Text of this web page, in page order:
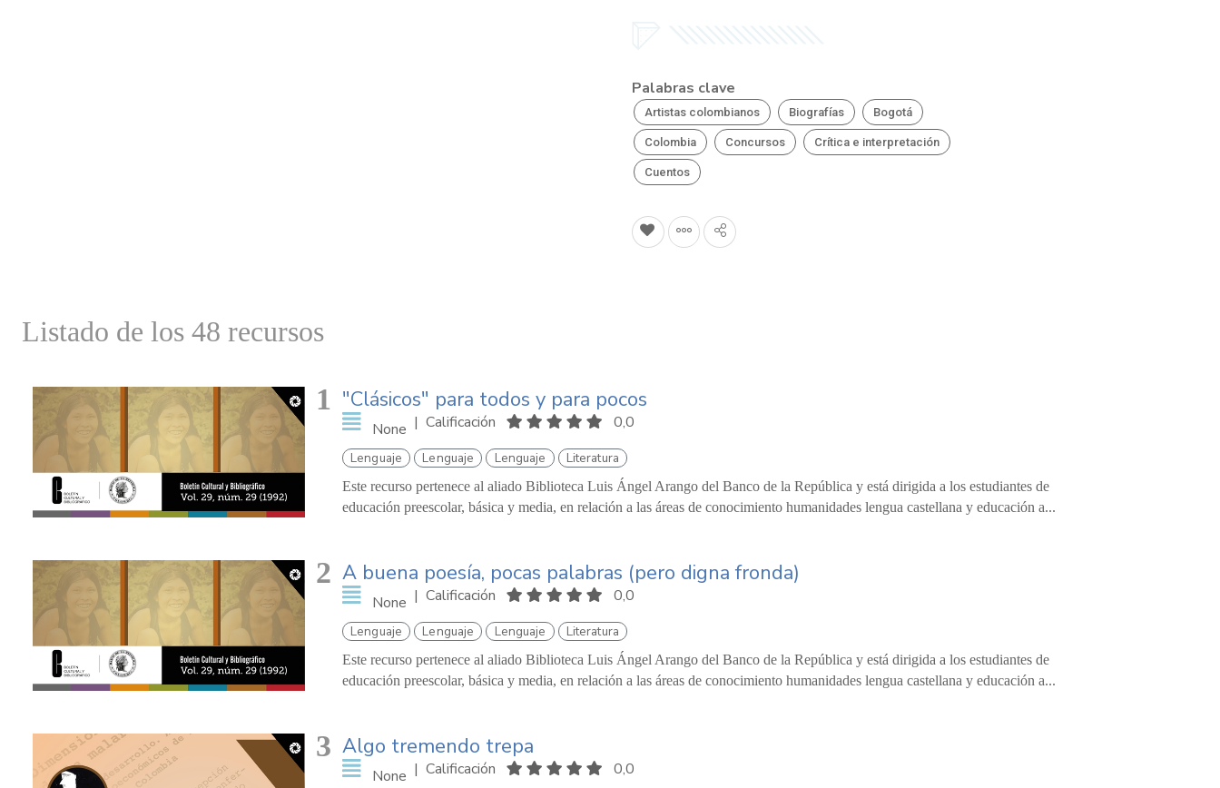
Palabras clave
Artistas colombianos Biografías Bogotá
Colombia Concursos Crítica e interpretación
Cuentos
Listado de los 48 recursos
1 "Clásicos" para todos y para pocos
None | Calificación 0,0
Lenguaje Lenguaje Lenguaje Literatura
Este recurso pertenece al aliado Biblioteca Luis Ángel Arango del Banco de la República y está dirigida a los estudiantes de
educación preescolar, básica y media, en relación a las áreas de conocimiento humanidades lengua castellana y educación a...
2 A buena poesía, pocas palabras (pero digna fronda)
None | Calificación 0,0
Lenguaje Lenguaje Lenguaje Literatura
Este recurso pertenece al aliado Biblioteca Luis Ángel Arango del Banco de la República y está dirigida a los estudiantes de
educación preescolar, básica y media, en relación a las áreas de conocimiento humanidades lengua castellana y educación a...
3 Algo tremendo trepa
None | Calificación 0,0